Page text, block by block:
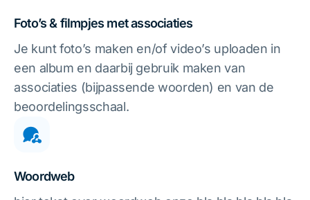
Foto’s & filmpjes met associaties
Je kunt foto’s maken en/of video’s uploaden in
een album en daarbij gebruik maken van
associaties (bijpassende woorden) en van de
beoordelingsschaal.
Woordweb